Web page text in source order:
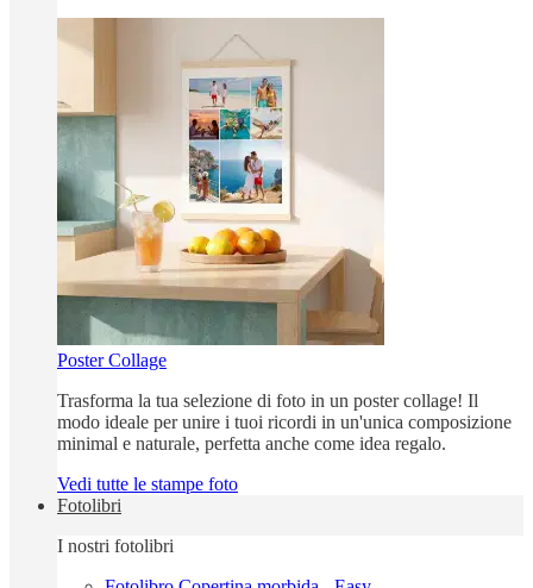
Poster Collage
Trasforma la tua selezione di foto in un poster collage! Il
modo ideale per unire i tuoi ricordi in un'unica composizione
minimal e naturale, perfetta anche come idea regalo.
Vedi tutte le stampe foto
Fotolibri
I nostri fotolibri